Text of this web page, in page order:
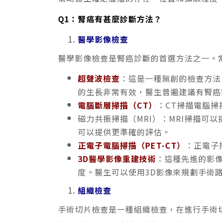
Q1：腎癌有甚麼診斷方法？
醫學影像檢查
醫學影像檢查是腎癌診斷的首選方法之一
超聲波檢查 ：這是一種無創的檢查方
的生長非常有效，醫生普遍建議有腎
電腦斷層掃描（CT）
：CT掃描電腦
磁力共振掃描（MRI）：MRI掃描可
可以提供更準確的評估。
正電子電腦掃描（PET-CT）
：正電
3D醫學影像重建技術 ：這種先進的影
度。醫生可以使用3D影像來規劃手術
組織檢查
手術切片檢查是一種組織檢查，在進行手